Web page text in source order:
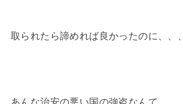
取られたら諦めれば良かったのに、、、
あんな治安の悪い国の強盗なんて